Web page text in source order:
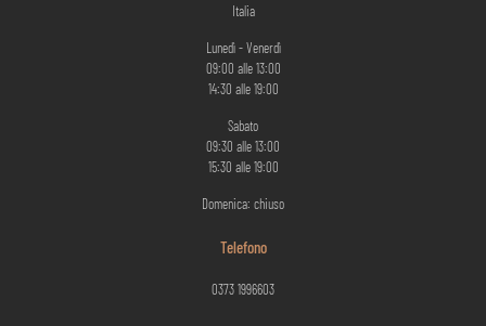
Italia
Lunedì - Venerdì
09:00 alle 13:00
14:30 alle 19:00
Sabato
09:30 alle 13:00
15:30 alle 19:00
Domenica: chiuso
Telefono
0373 1996603